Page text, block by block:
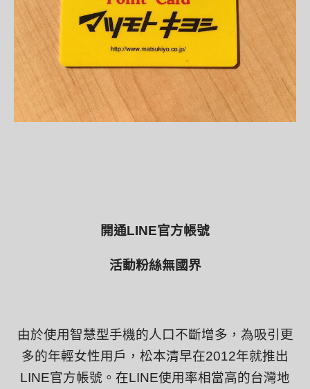
開通LINE官方帳號
活動粉絲無國界
由於使用智慧型手機的人口不斷增多，為吸引更
多的年輕女性用戶，松本清早在2012年就推出
LINE官方帳號。在LINE使用率相當高的台灣地